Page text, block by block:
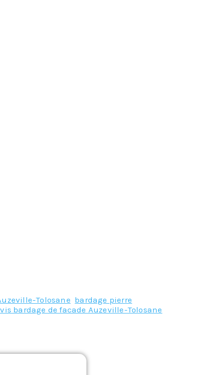
Tolosane bardage pierre
bardage de facade Auzeville-Tolosane